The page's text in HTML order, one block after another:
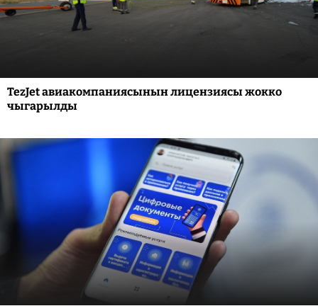
TezJet авиакомпаниясынын лицензиясы жокко
чыгарылды